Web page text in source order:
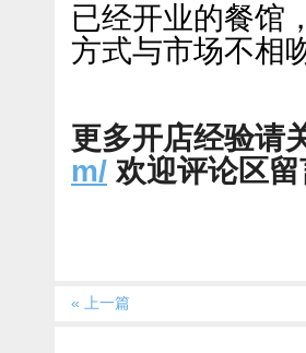
已经开业的餐馆
方式与市场不相
更多开店经验请
m/ 欢迎评论区
« 上一篇